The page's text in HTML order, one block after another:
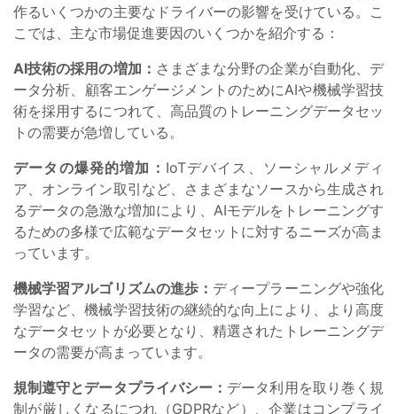
作るいくつかの主要なドライバーの影響を受けている。こ
こでは、主な市場促進要因のいくつかを紹介する：
AI技術の採用の増加： さまざまな分野の企業が自動化、デ
ータ分析、顧客エンゲージメントのためにAIや機械学習技
術を採用するにつれて、高品質のトレーニングデータセッ
トの需要が急増している。
データの爆発的増加： IoTデバイス、ソーシャルメディ
ア、オンライン取引など、さまざまなソースから生成され
るデータの急激な増加により、AIモデルをトレーニングす
るための多様で広範なデータセットに対するニーズが高ま
っています。
機械学習アルゴリズムの進歩： ディープラーニングや強化
学習など、機械学習技術の継続的な向上により、より高度
なデータセットが必要となり、精選されたトレーニングデ
ータの需要が高まっています。
規制遵守とデータプライバシー： データ利用を取り巻く規
制が厳しくなるにつれ（GDPRなど）、企業はコンプライ